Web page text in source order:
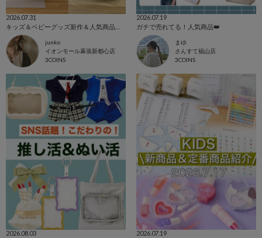
2026.07.31
junko
イオンモール幕張新都心店
3COINS
2026.07.19
ガチで売れてる！人気商品👑
まゆ
さんすて福山店
3COINS
2026.08.03
2026.07.19